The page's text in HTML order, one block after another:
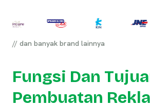
// dan banyak brand lainnya
Fungsi Dan
Pembuatan